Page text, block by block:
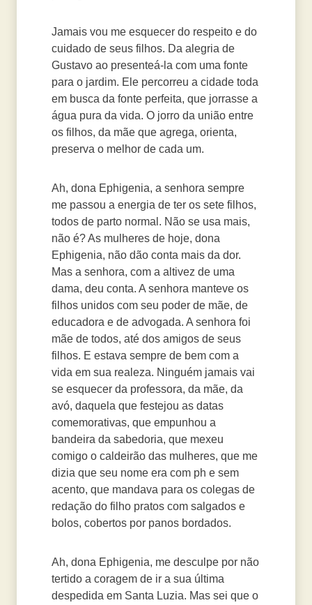
Jamais vou me esquecer do respeito e do
cuidado de seus filhos. Da alegria de
Gustavo ao presenteá-la com uma fonte
para o jardim. Ele percorreu a cidade toda
em busca da fonte perfeita, que jorrasse a
água pura da vida. O jorro da união entre
os filhos, da mãe que agrega, orienta,
preserva o melhor de cada um.
Ah, dona Ephigenia, a senhora sempre
me passou a energia de ter os sete filhos,
todos de parto normal. Não se usa mais,
não é? As mulheres de hoje, dona
Ephigenia, não dão conta mais da dor.
Mas a senhora, com a altivez de uma
dama, deu conta. A senhora manteve os
filhos unidos com seu poder de mãe, de
educadora e de advogada. A senhora foi
mãe de todos, até dos amigos de seus
filhos. E estava sempre de bem com a
vida em sua realeza. Ninguém jamais vai
se esquecer da professora, da mãe, da
avó, daquela que festejou as datas
comemorativas, que empunhou a
bandeira da sabedoria, que mexeu
comigo o caldeirão das mulheres, que me
dizia que seu nome era com ph e sem
acento, que mandava para os colegas de
redação do filho pratos com salgados e
bolos, cobertos por panos bordados.
Ah, dona Ephigenia, me desculpe por não
tertido a coragem de ir a sua última
despedida em Santa Luzia. Mas sei que o